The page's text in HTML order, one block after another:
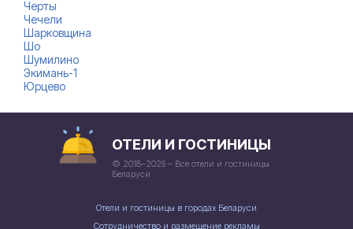
Черты
Чечели
Шарковщина
Шо
Шумилино
Экимань-1
Юрцево
ОТЕЛИ И ГОСТИНИЦЫ
© 2018–2026 – Все отели и гостиницы
Беларуси
Отели и гостиницы в городах Беларуси
Сотрудничество и размещение рекламы